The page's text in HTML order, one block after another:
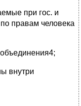
при гос. и
правам человека
внутри